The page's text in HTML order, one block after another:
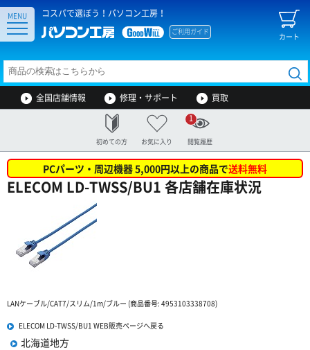
コスパで選ぼう！パソコン工房！
カート
ご利用ガイド
MENU
全国店舗情報 修理・サポート 買取
初めての方 お気に入り 閲覧履歴
1
PCパーツ・周辺機器 5,000円以上の商品で送料無料
ELECOM LD-TWSS/BU1 各店舗在庫状況
LANケーブル/CAT7/スリム/1m/ブルー (商品番号: 4953103338708)
ELECOM LD-TWSS/BU1 WEB販売ページへ戻る
北海道地方